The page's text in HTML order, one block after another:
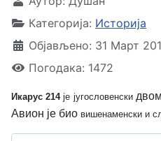
Категорија: Историја
Објављено: 31 Март
Погодака: 1472
Икарус 214је југословенски
Авион је био вишенаменски и